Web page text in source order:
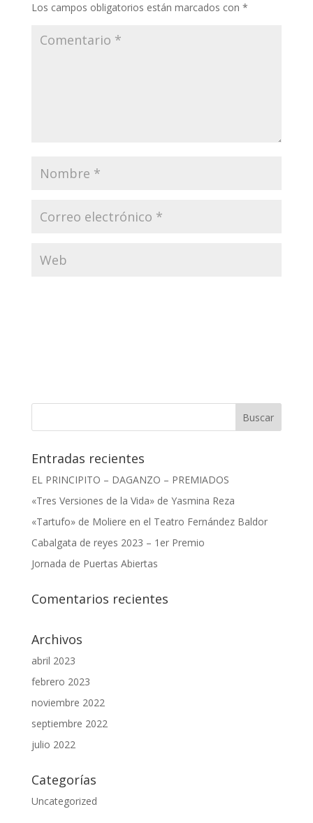
Los campos obligatorios están marcados con *
Entradas recientes
EL PRINCIPITO – DAGANZO – PREMIADOS
«Tres Versiones de la Vida» de Yasmina Reza
«Tartufo» de Moliere en el Teatro Fernández Baldor
Cabalgata de reyes 2023 – 1er Premio
Jornada de Puertas Abiertas
Comentarios recientes
Archivos
abril 2023
febrero 2023
noviembre 2022
septiembre 2022
julio 2022
Categorías
Uncategorized